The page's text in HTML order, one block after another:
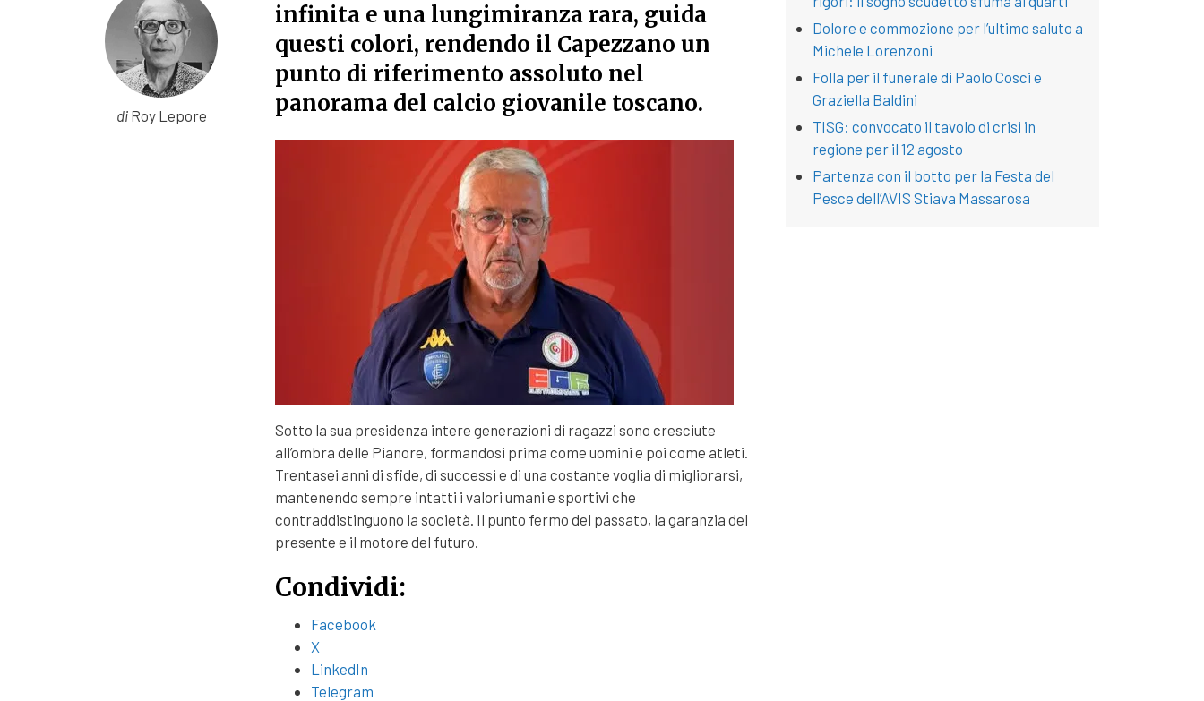
diRoy Lepore
infinita e una lungimiranza rara, guida
questi colori, rendendo il Capezzano un
punto di riferimento assoluto nel
panorama del calcio giovanile toscano.
Sotto la sua presidenza intere generazioni di ragazzi sono cresciute
all’ombra delle Pianore, formandosi prima come uomini e poi come atleti.
Trentasei anni di sfide, di successi e di una costante voglia di migliorarsi,
mantenendo sempre intatti i valori umani e sportivi che
contraddistinguono la società. Il punto fermo del passato, la garanzia del
presente e il motore del futuro.
Condividi:
Facebook
X
LinkedIn
Telegram
Dolore e commozione per l’ultimo saluto a
Michele Lorenzoni
Folla per il funerale di Paolo Cosci e
Graziella Baldini
TISG: convocato il tavolo di crisi in
regione per il 12 agosto
Partenza con il botto per la Festa del
Pesce dell’AVIS Stiava Massarosa